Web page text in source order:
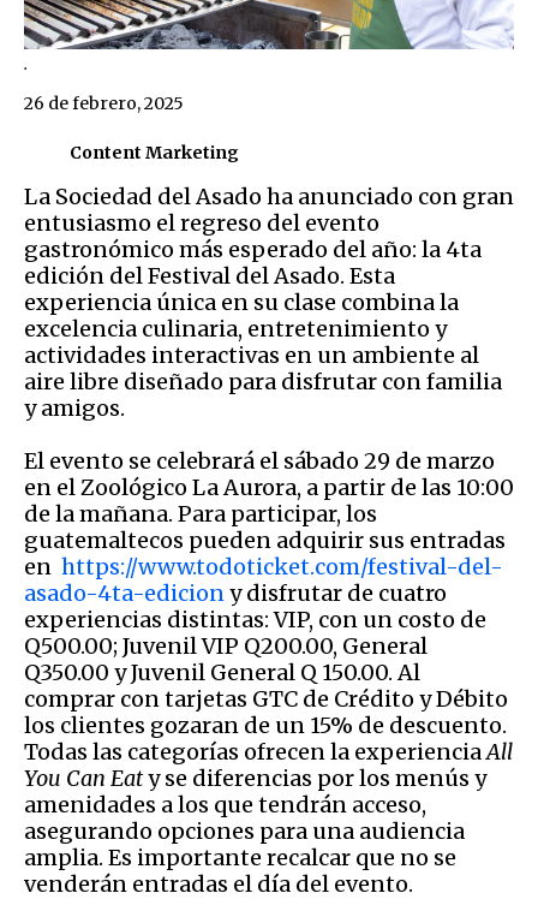
.
Content Marketing
26 de febrero, 2025
La Sociedad del Asado ha anunciado con gran
entusiasmo el regreso del evento
gastronómico más esperado del año: la 4ta
edición del Festival del Asado. Esta
experiencia única en su clase combina la
excelencia culinaria, entretenimiento y
actividades interactivas en un ambiente al
aire libre diseñado para disfrutar con familia
y amigos.
El evento se celebrará el sábado 29 de marzo
en el Zoológico La Aurora, a partir de las 10:00
de la mañana. Para participar, los
guatemaltecos pueden adquirir sus entradas
en https://www.todoticket.com/festival-del-
asado-4ta-ediciony disfrutar de cuatro
experiencias distintas: VIP, con un costo de
Q500.00; Juvenil VIP Q200.00, General
Q350.00 y Juvenil General Q 150.00. Al
comprar con tarjetas GTC de Crédito y Débito
los clientes gozaran de un 15% de descuento.
Todas las categorías ofrecen la experienciaAll
You Can Eaty se diferencias por los menús y
amenidades a los que tendrán acceso,
asegurando opciones para una audiencia
amplia. Es importante recalcar que no se
venderán entradas el día del evento.